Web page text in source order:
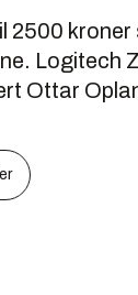
2500 kroner
Logitech
Ottar